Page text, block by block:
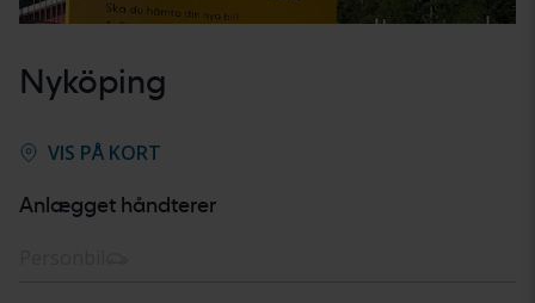
Nyköping
VIS PÅ KORT
Anlægget håndterer